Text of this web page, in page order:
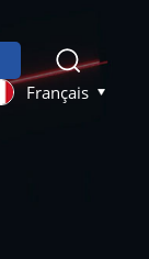
Français